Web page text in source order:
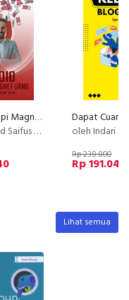
Audio Terapi Magnet Uang
Salam
oleh Indari
Rp 238.800
Rp 191.040
Lihat semua